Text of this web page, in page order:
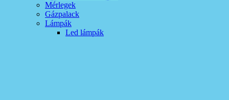
Mérlegek
Gázpalack
Lámpák
Led lámpák